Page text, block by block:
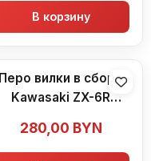
В корзину
Перо вилки в сборе
Kawasaki ZX-6R
280,00 BYN